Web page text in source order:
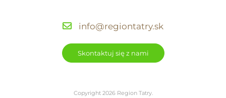
info@regiontatry.sk
Skontaktuj się z nami
Copyright 2026 Region Tatry.